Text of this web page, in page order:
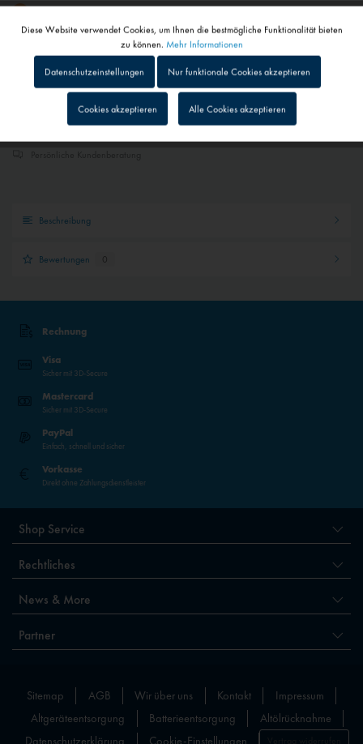
In den Warenkorb Merken
Schneller Versand
Beschreibung
Bewertungen 0
Rechnung
Visa
Sicher mit 3D-Secure
Mastercard
Sicher mit 3D-Secure
PayPal
Einfach, schnell und sicher
Vorkasse
Direkt ohne Zahlungsdienstleister
Shop Service
Rechtliches
News & More
Partner
Sitemap AGB Wir über uns Kontakt
Impressum
Altgeräteentsorgung
Batterieentsorgung
Altölrücknahme
Datenschutzerklärung
Cookie-Einstellungen
Tracking Inaktiv
Personalisierung Inaktiv
Diese Website verwendet Cookies, um Ihnen die bestmögliche Funktionalität bieten
zu können. Mehr Informationen
Datenschutzeinstellungen Nur funktionale Cookies akzeptieren
Cookies akzeptieren Alle Cookies akzeptieren